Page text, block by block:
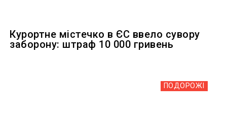
Курортне містечко в ЄС ввело сувору
заборону: штраф 10 000 гривень
ПОДОРОЖІ